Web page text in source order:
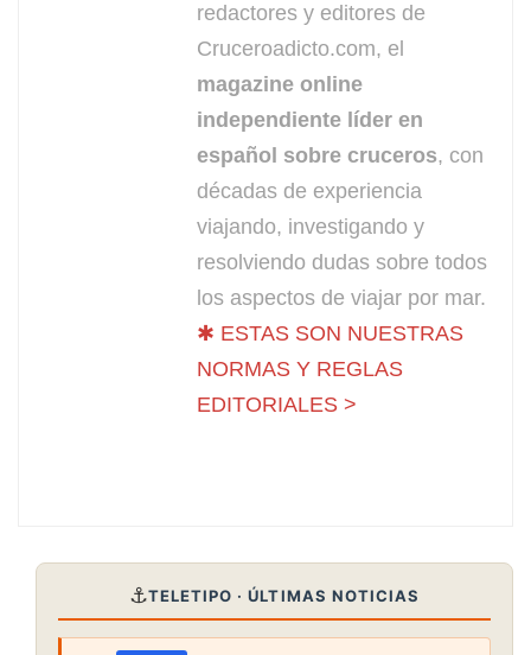
redactores y editores de
Cruceroadicto.com, el
magazine online
independiente líder en
español sobre cruceros, con
décadas de experiencia
viajando, investigando y
resolviendo dudas sobre todos
los aspectos de viajar por mar.
✱ ESTAS SON NUESTRAS
NORMAS Y REGLAS
EDITORIALES >
⚓TELETIPO · ÚLTIMAS NOTICIAS